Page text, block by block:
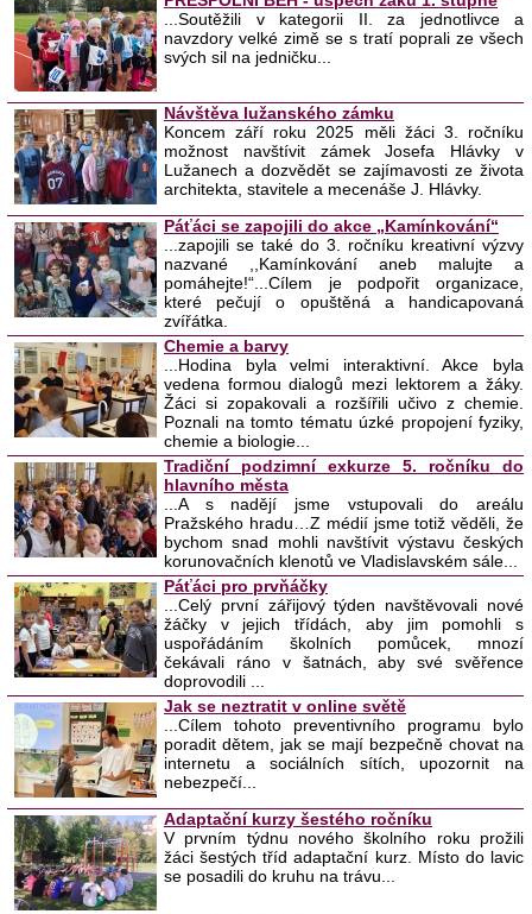
...Soutěžili v kategorii II. za jednotlivce a
navzdory velké zimě se s tratí poprali ze všech
svých sil na jedničku...
Návštěva lužanského zámku
Koncem září roku 2025 měli žáci 3. ročníku
možnost navštívit zámek Josefa Hlávky v
Lužanech a dozvědět se zajímavosti ze života
architekta, stavitele a mecenáše J. Hlávky.
Páťáci se zapojili do akce „Kamínkování“
...zapojili se také do 3. ročníku kreativní výzvy
nazvané ,,Kamínkování aneb malujte a
pomáhejte!“...Cílem je podpořit organizace,
které pečují o opuštěná a handicapovaná
zvířátka.
Chemie a barvy
...Hodina byla velmi interaktivní. Akce byla
vedena formou dialogů mezi lektorem a žáky.
Žáci si zopakovali a rozšířili učivo z chemie.
Poznali na tomto tématu úzké propojení fyziky,
chemie a biologie...
Tradiční podzimní exkurze 5. ročníku do
hlavního města
...A s nadějí jsme vstupovali do areálu
Pražského hradu…Z médií jsme totiž věděli, že
bychom snad mohli navštívit výstavu českých
korunovačních klenotů ve Vladislavském sále...
Páťáci pro prvňáčky
...Celý první zářijový týden navštěvovali nové
žáčky v jejich třídách, aby jim pomohli s
uspořádáním školních pomůcek, mnozí
čekávali ráno v šatnách, aby své svěřence
doprovodili ...
Jak se neztratit v online světě
...Cílem tohoto preventivního programu bylo
poradit dětem, jak se mají bezpečně chovat na
internetu a sociálních sítích, upozornit na
nebezpečí...
Adaptační kurzy šestého ročníku
V prvním týdnu nového školního roku prožili
žáci šestých tříd adaptační kurz. Místo do lavic
se posadili do kruhu na trávu...